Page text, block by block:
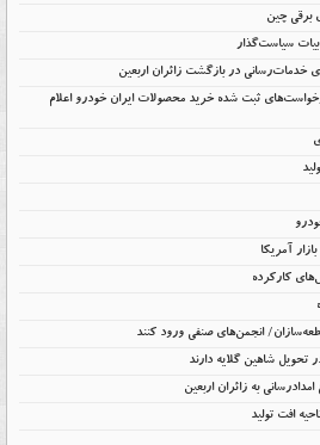
سیاست‌گذار
خدمات‌رسانی در بازگشت زائران اربعین
ثبت شده خرید محصولات ایران خودرو اعلام
آمریکا
کارکرده
انجمن‌های صنفی ورود کنند
تحویل شاهین گلایه دارند
به زائران اربعین
افت تولید